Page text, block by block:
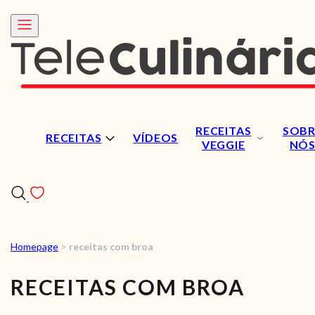
RECEITAS VÍDEOS
RECEITAS
VEGGIE
NÓS
RECEITAS
VÍDEOS
Homepage > receitas com broa
RECEITAS COM BROA